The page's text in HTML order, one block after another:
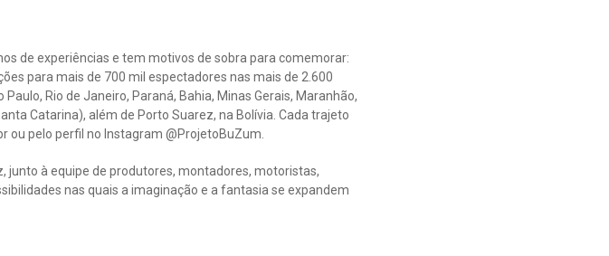
de experiências e tem motivos de sobra para comemorar:
para mais de 700 mil espectadores nas mais de 2.600
Rio de Janeiro, Paraná, Bahia, Minas Gerais, Maranhão,
Catarina), além de Porto Suarez, na Bolívia. Cada trajeto
ou pelo perfil no Instagram @ProjetoBuZum.
junto à equipe de produtores, montadores, motoristas,
nas quais a imaginação e a fantasia se expandem